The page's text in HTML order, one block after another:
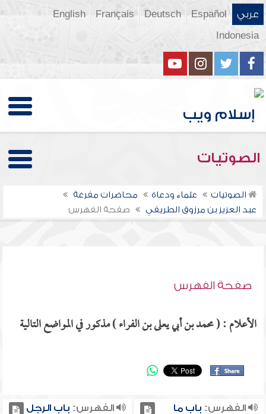
عربي Español
Deutsch
Français
English
Indonesia
الصوتيات
الصوتيات علماء ودعاة
محاضرات مفرغة
عبد العزيز بن مرزوق الطريفي
صفحة الفهرس
صفحة الفهرس
الأعلام : ( محمد بن أبي يعلى بن الفراء ) مذكور في المواضع التالية
الفهرس: باب ما
الفهرس: باب الرجل